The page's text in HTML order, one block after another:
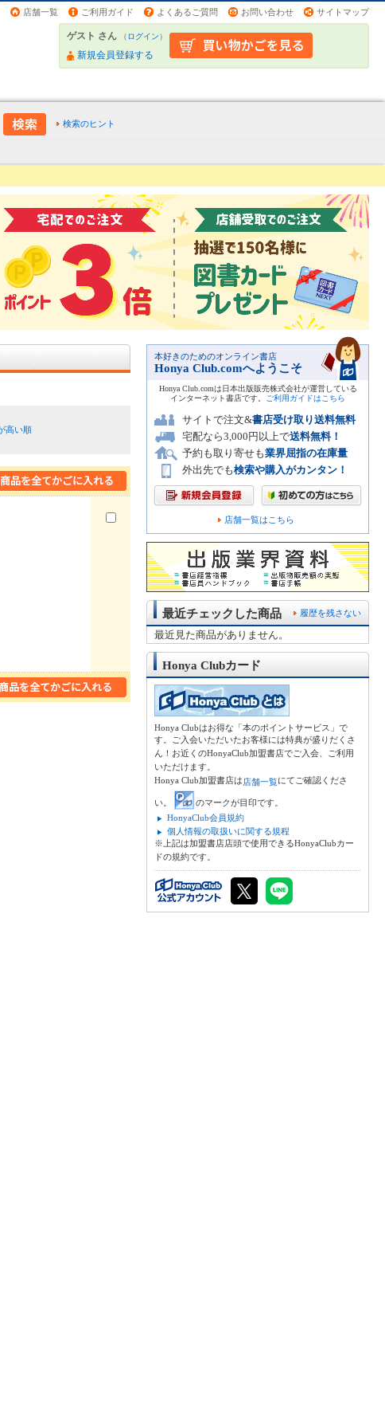
店舗一覧 ご利用ガイド よくあるご質問 お問い合わせ サイトマップ
ゲスト さん （ログイン）
新規会員登録する
検索のヒント
高い順
本好きのためのオンライン書店
Honya Club.comへようこそ
Honya Club.comは日本出版販売株式会社が運営している
インターネット書店です。
ご利用ガイドはこちら
サイトで注文&書店受け取り送料無料
宅配なら3,000円以上で送料無料！
予約も取り寄せも業界屈指の在庫量
外出先でも検索や購入がカンタン！
店舗一覧はこちら
履歴を残さない
最近チェックした商品
最近見た商品がありません。
Honya Clubカード
Honya Clubはお得な「本のポイントサービス」で
す。ご入会いただいたお客様には特典が盛りだくさ
ん！お近くのHonyaClub加盟書店でご入会、ご利用
いただけます。
Honya Club加盟書店は店舗一覧にてご確認くださ
い。
のマークが目印です。
HonyaClub会員規約
個人情報の取扱いに関する規程
※上記は加盟書店店頭で使用できるHonyaClubカー
ドの規約です。